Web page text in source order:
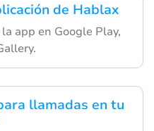
de Hablax
app en Google Play,
llamadas en tu